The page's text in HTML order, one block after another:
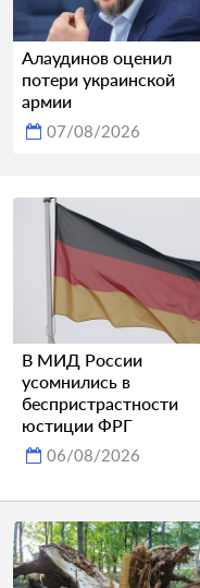
Алаудинов оценил
потери украинской
армии
07/08/2026
В МИД России
усомнились в
беспристрастности
юстиции ФРГ
06/08/2026